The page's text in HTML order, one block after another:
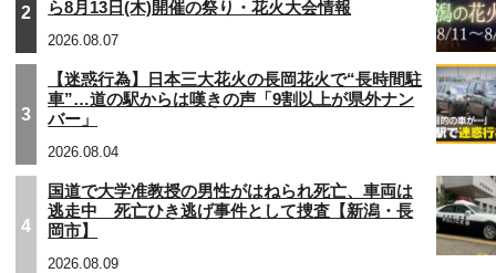
2 ら8月13日(木)開催の祭り・花火大会情報
2026.08.07
3
【迷惑行為】日本三大花火の長岡花火で“長時間駐
車”…道の駅からは嘆きの声「9割以上が県外ナン
バー」
2026.08.04
4
国道で大学准教授の男性がはねられ死亡、車両は
逃走中 死亡ひき逃げ事件として捜査【新潟・長
岡市】
2026.08.09